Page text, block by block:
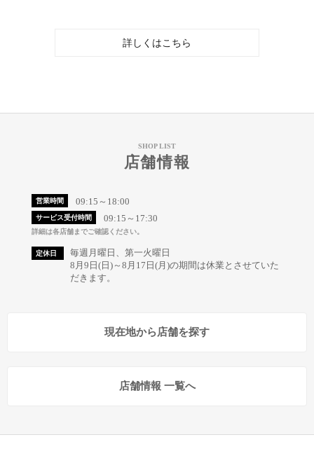
詳しくはこちら
SHOP LIST
店舗情報
営業時間 09:15～18:00
サービス受付時間 09:15～17:30
詳細は各店舗までご確認ください。
定休日
毎週月曜日、第一火曜日
8月9日(日)～8月17日(月)の期間は休業とさせていた
だきます。
現在地から店舗を探す
店舗情報 一覧へ